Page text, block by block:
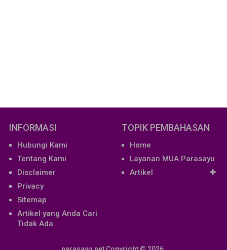
INFORMASI
Hubungi Kami
Tentang Kami
Disclaimer
Privacy
Sitemap
Artikel yang Anda Cari
Tidak Ada
TOPIK PEMBAHASAN
Home
Layanan MUA Parasayu
Artikel